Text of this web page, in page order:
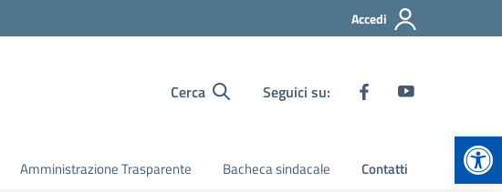
Accedi
Cerca Seguici su:
Amministrazione Trasparente Bacheca sindacale Contatti